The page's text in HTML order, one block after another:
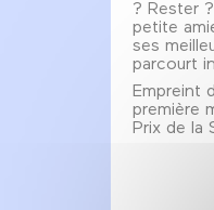
? Rester
petite
ses
parcourt
Empreint
première
Prix de la